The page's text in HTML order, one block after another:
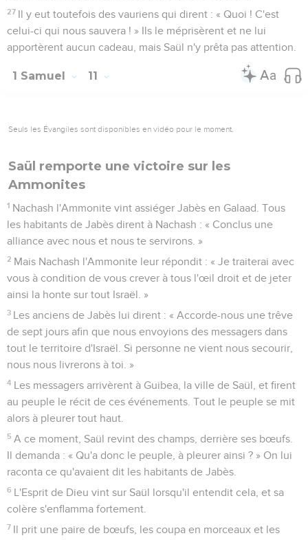
27 Il y eut toutefois des vauriens qui dirent : « Quoi ! C'est
celui-ci qui nous sauvera ! » Ils le méprisèrent et ne lui
apportèrent aucun cadeau, mais Saül n'y prêta pas attention.
1 Samuel 11
Seuls les Évangiles sont disponibles en vidéo pour le moment.
Saül remporte une victoire sur les
Ammonites
1 Nachash l'Ammonite vint assiéger Jabès en Galaad. Tous
les habitants de Jabès dirent à Nachash : « Conclus une
alliance avec nous et nous te servirons. »
2 Mais Nachash l'Ammonite leur répondit : « Je traiterai avec
vous à condition de vous crever à tous l'œil droit et de jeter
ainsi la honte sur tout Israël. »
3 Les anciens de Jabès lui dirent : « Accorde-nous une trêve
de sept jours afin que nous envoyions des messagers dans
tout le territoire d'Israël. Si personne ne vient nous secourir,
nous nous livrerons à toi. »
4 Les messagers arrivèrent à Guibea, la ville de Saül, et firent
au peuple le récit de ces événements. Tout le peuple se mit
alors à pleurer tout haut.
5 A ce moment, Saül revint des champs, derrière ses bœufs.
Il demanda : « Qu'a donc le peuple, à pleurer ainsi ? » On lui
raconta ce qu'avaient dit les habitants de Jabès.
6 L'Esprit de Dieu vint sur Saül lorsqu'il entendit cela, et sa
colère s'enflamma fortement.
7 Il prit une paire de bœufs, les coupa en morceaux et les